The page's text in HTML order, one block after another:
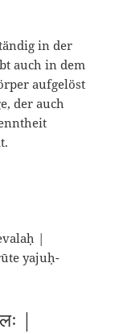
in der
auch in dem
aufgelöst
der auch
|
yajuḥ-
|